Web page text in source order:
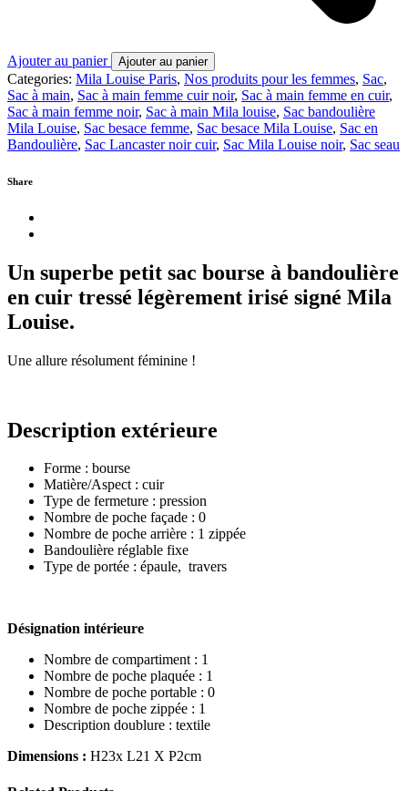
Ajouter au panier Ajouter au panier
Categories: Mila Louise Paris, Nos produits pour les femmes, Sac,
Sac à main, Sac à main femme cuir noir, Sac à main femme en cuir,
Sac à main femme noir, Sac à main Mila louise, Sac bandoulière
Mila Louise, Sac besace femme, Sac besace Mila Louise, Sac en
Bandoulière, Sac Lancaster noir cuir, Sac Mila Louise noir, Sac seau
Share
Un superbe petit sac bourse à bandoulière
en cuir tressé légèrement irisé signé Mila
Louise.
Une allure résolument féminine !
Description extérieure
Forme : bourse
Matière/Aspect : cuir
Type de fermeture : pression
Nombre de poche façade : 0
Nombre de poche arrière : 1 zippée
Bandoulière réglable fixe
Type de portée : épaule, travers
Désignation intérieure
Nombre de compartiment : 1
Nombre de poche plaquée : 1
Nombre de poche portable : 0
Nombre de poche zippée : 1
Description doublure : textile
Dimensions : H23x L21 X P2cm